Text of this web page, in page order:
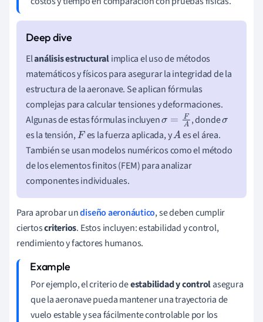
Elanálisis estructuralimplica el uso de métodos
matemáticos y físicos para asegurar la integridad de la
estructura de la aeronave. Se aplican fórmulas
complejas para calcular tensiones y deformaciones.
Algunas de estas fórmulas incluyenσ=FA , dondeσ
es la tensión,F es la fuerza aplicada, yA es el área.
También se usan modelos numéricos como el método
de los elementos finitos (FEM) para analizar
componentes individuales.
Para aprobar undiseño aeronáutico, se deben cumplir
ciertoscriterios. Estos incluyen: estabilidad y control,
rendimiento y factores humanos.
Por ejemplo, el criterio deestabilidad y controlasegura
que la aeronave pueda mantener una trayectoria de
vuelo estable y sea fácilmente controlable por los